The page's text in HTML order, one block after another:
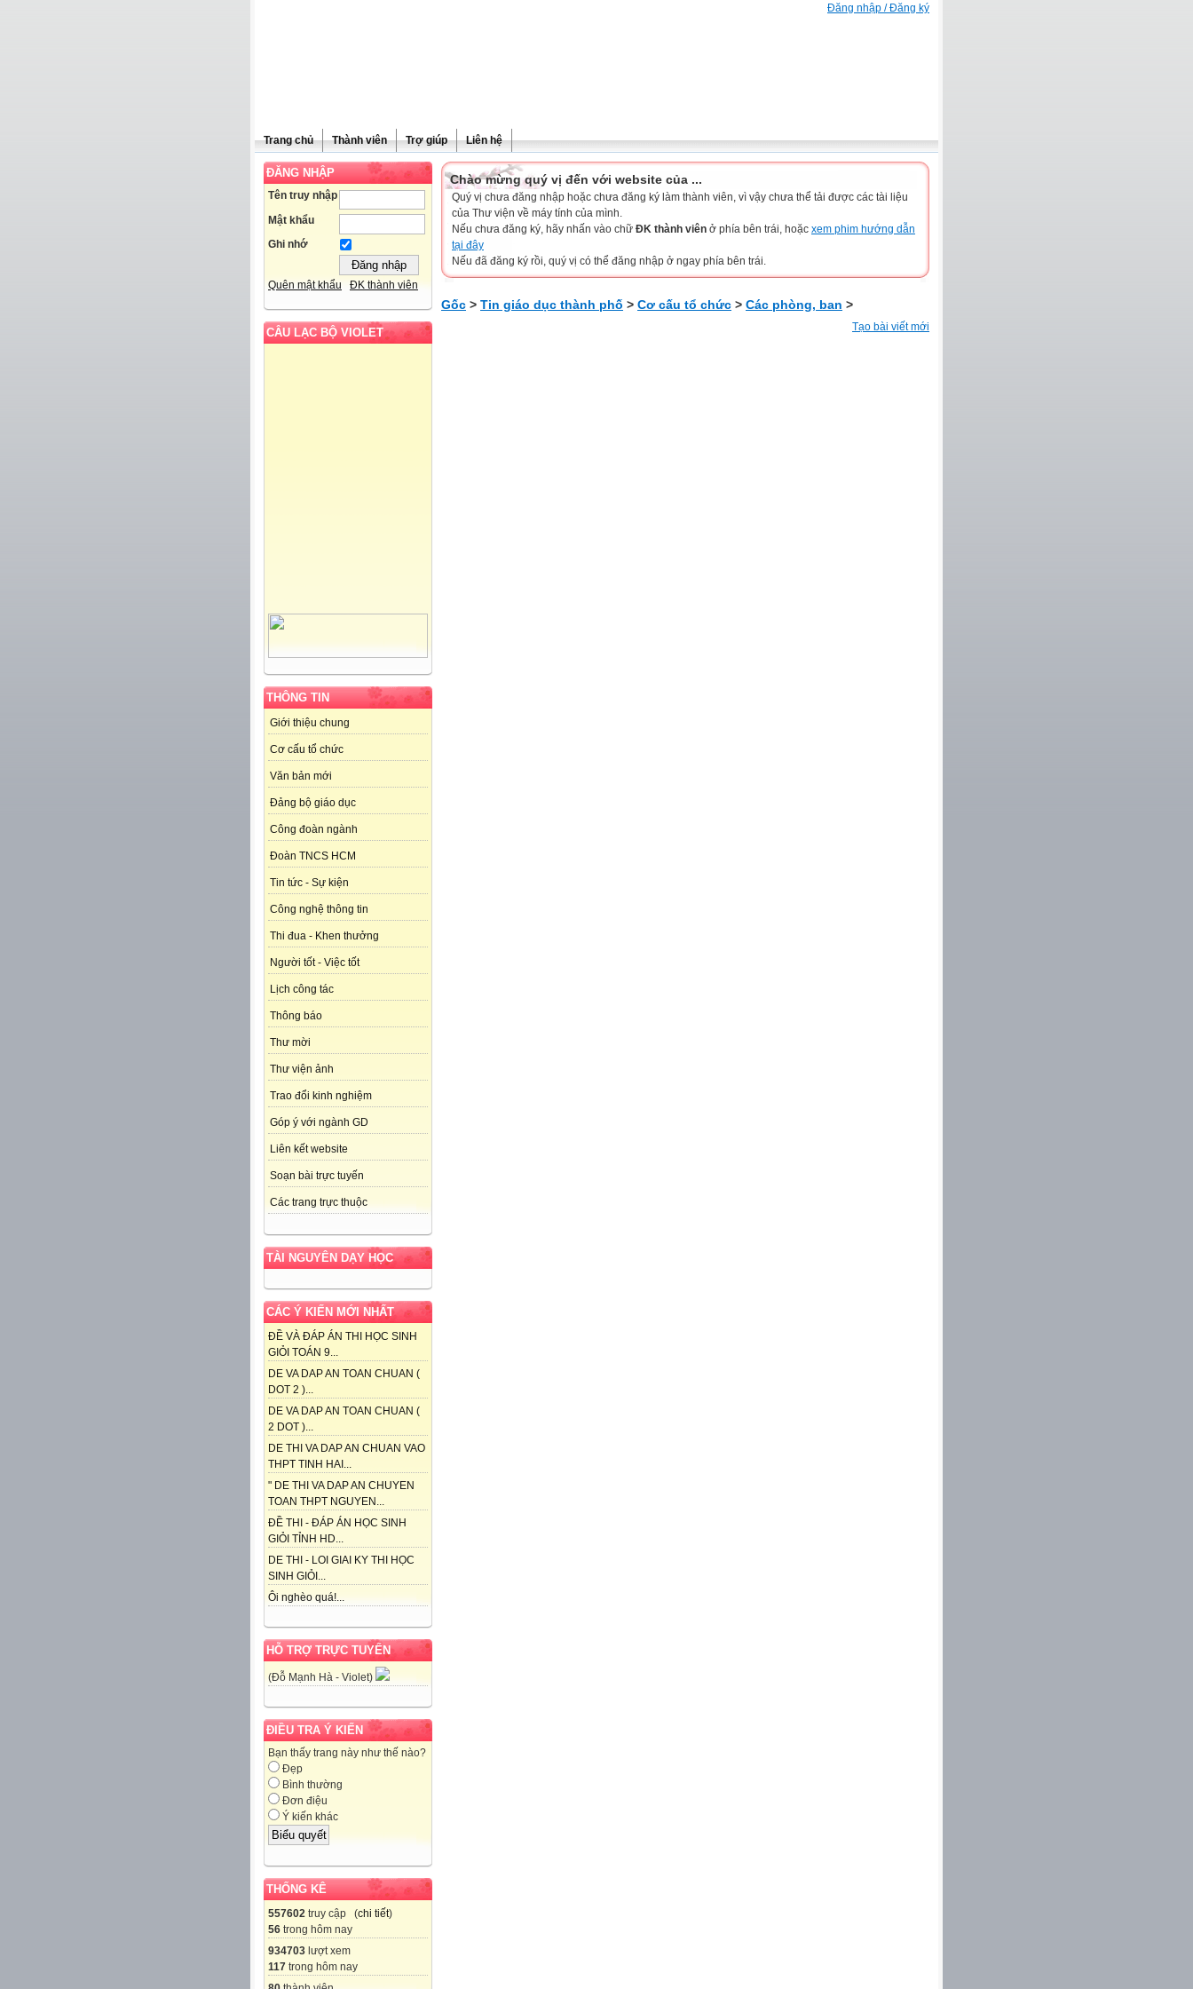
Đăng nhập / Đăng ký
Trang chủ Thành viên Trợ giúp Liên hệ
ĐĂNG NHẬP
Tên truy nhập
Mật khẩu
Ghi nhớ
Quên mật khẩu ĐK thành viên
CÂU LẠC BỘ VIOLET
THÔNG TIN
Giới thiệu chung
Cơ cấu tổ chức
Văn bản mới
Đảng bộ giáo dục
Công đoàn ngành
Đoàn TNCS HCM
Tin tức - Sự kiện
Công nghệ thông tin
Thi đua - Khen thưởng
Người tốt - Việc tốt
Lịch công tác
Thông báo
Thư mời
Thư viện ảnh
Trao đổi kinh nghiệm
Góp ý với ngành GD
Liên kết website
Soạn bài trực tuyến
Các trang trực thuộc
TÀI NGUYÊN DẠY HỌC
CÁC Ý KIẾN MỚI NHẤT
ĐỀ VÀ ĐÁP ÁN THI HỌC SINH
GIỎI TOÁN 9...
DE VA DAP AN TOAN CHUAN (
DOT 2 )...
DE VA DAP AN TOAN CHUAN (
2 DOT )...
DE THI VA DAP AN CHUAN VAO
THPT TINH HAI...
" DE THI VA DAP AN CHUYEN
TOAN THPT NGUYEN...
ĐỀ THI - ĐÁP ÁN HỌC SINH
GIỎI TỈNH HD...
DE THI - LOI GIAI KY THI HỌC
SINH GIỎI...
Ôi nghèo quá!...
HỖ TRỢ TRỰC TUYẾN
(Đỗ Mạnh Hà - Violet)
ĐIỀU TRA Ý KIẾN
Bạn thấy trang này như thế nào?
Đẹp
Bình thường
Đơn điệu
Ý kiến khác
THỐNG KÊ
557602 truy cập (chi tiết)
56 trong hôm nay
934703 lượt xem
117 trong hôm nay
Chào mừng quý vị đến với website của ...
Quý vị chưa đăng nhập hoặc chưa đăng ký làm thành viên, vì vậy chưa thể tải được các tài liệu
của Thư viện về máy tính của mình.
Nếu chưa đăng ký, hãy nhấn vào chữ ĐK thành viên ở phía bên trái, hoặc xem phim hướng dẫn
tại đây
Nếu đã đăng ký rồi, quý vị có thể đăng nhập ở ngay phía bên trái.
Gốc > Tin giáo dục thành phố > Cơ cấu tổ chức > Các phòng, ban >
Tạo bài viết mới